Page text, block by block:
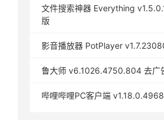
文件搜索神器 Everything
版
影音播放器 PotPlayer
鲁大师 v6.1026.4750.804 去广
哔哩哔哩PC客户端 v1.18.0.4968